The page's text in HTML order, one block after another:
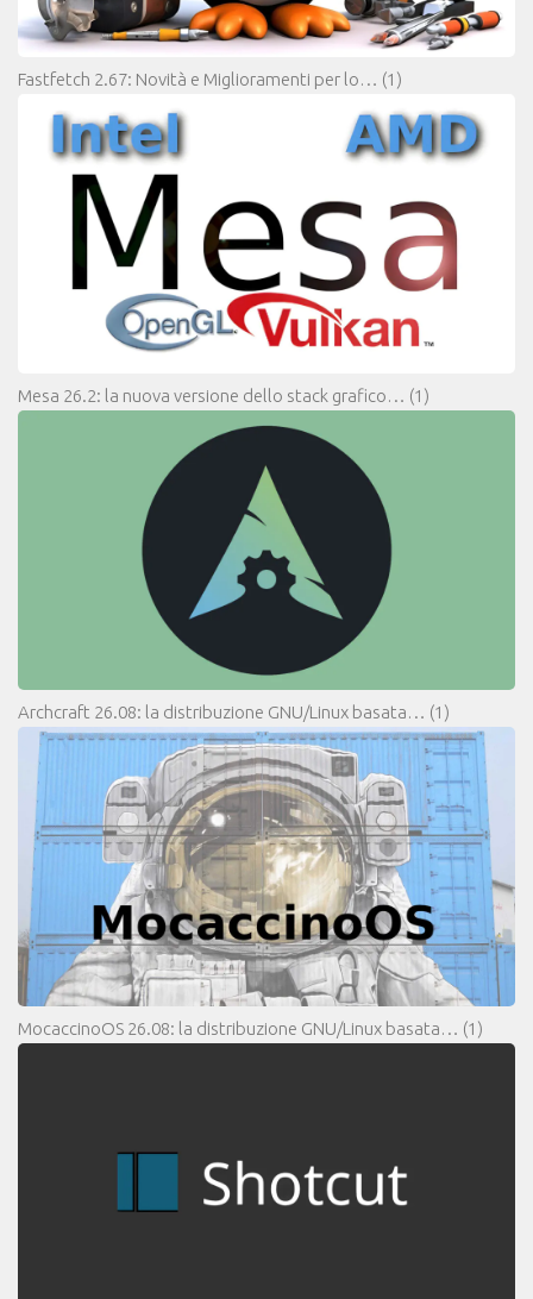
Fastfetch 2.67: Novità e Miglioramenti per lo… (1)
Mesa 26.2: la nuova versione dello stack grafico… (1)
Archcraft 26.08: la distribuzione GNU/Linux basata… (1)
MocaccinoOS 26.08: la distribuzione GNU/Linux basata… (1)